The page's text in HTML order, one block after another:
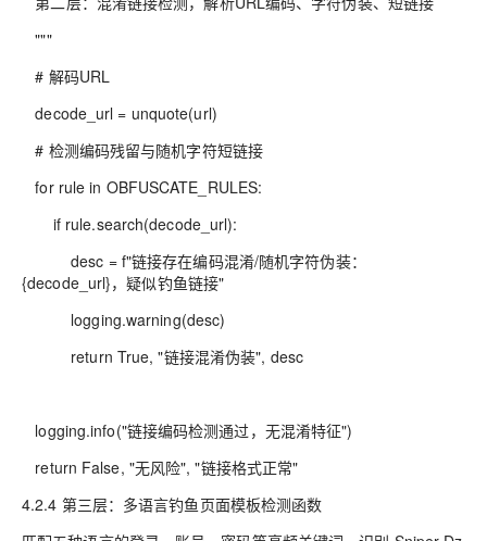
"""
# 解码URL
decode_url = unquote(url)
# 检测编码残留与随机字符短链接
for rule in OBFUSCATE_RULES:
if rule.search(decode_url):
desc = f"链接存在编码混淆/随机字符伪装：
{decode_url}，疑似钓鱼链接"
logging.warning(desc)
return True, "链接混淆伪装", desc
logging.info("链接编码检测通过，无混淆特征")
return False, "无风险", "链接格式正常"
4.2.4 第三层：多语言钓鱼页面模板检测函数